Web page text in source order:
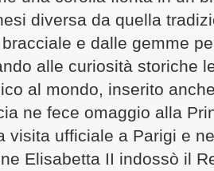
diversa da quella
e dalle gemme
alle curiosità storiche
al mondo, inserito
ne fece omaggio alla
visita ufficiale a Parigi e
Elisabetta II indossò il